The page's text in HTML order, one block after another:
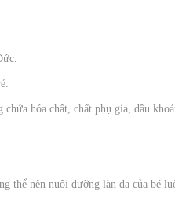
hóa chất, chất phụ gia, dầu
thể nên nuôi dưỡng làn da của bé